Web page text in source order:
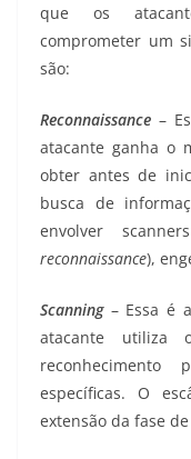
que os
comprometer um
são:
Reconnaissance –
atacante ganha o
obter antes de
busca de
envolver
reconnaissance),
Scanning– Essa é
atacante utiliza
reconhecimento
específicas. O
extensão da fase